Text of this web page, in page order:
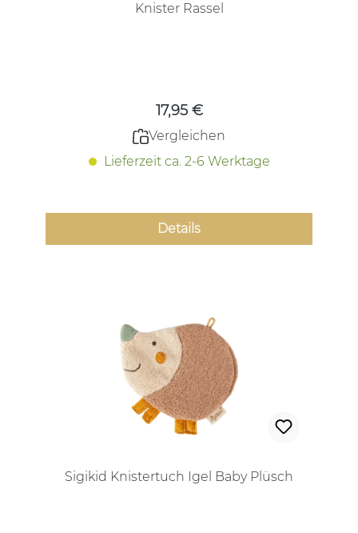
Knister Rassel
17,95 €
Vergleichen
Lieferzeit ca. 2-6 Werktage
Details
Sigikid Knistertuch Igel Baby Plüsch